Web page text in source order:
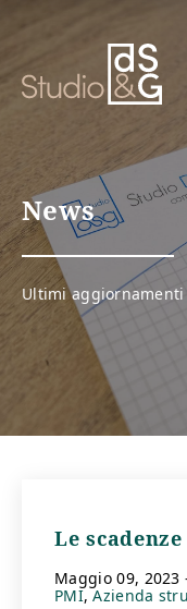
home
page
News
Ultimi
Le
maggio 09, 2023
PMI Azienda